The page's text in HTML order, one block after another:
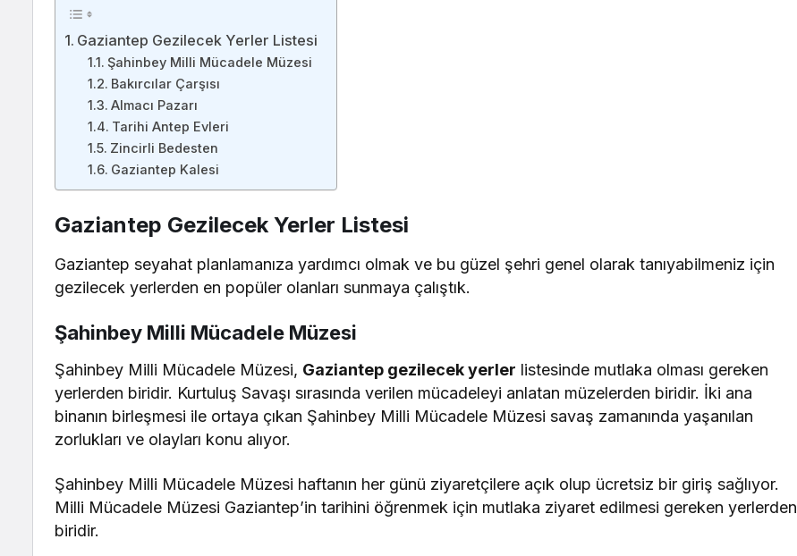
Gaziantep Gezilecek Yerler Listesi
Şahinbey Milli Mücadele Müzesi
Bakırcılar Çarşısı
Almacı Pazarı
Tarihi Antep Evleri
Zincirli Bedesten
Gaziantep Kalesi
Gaziantep Gezilecek Yerler Listesi
Gaziantep seyahat planlamanıza yardımcı olmak ve bu güzel şehri genel olarak tanıyabilmeniz için
gezilecek yerlerden en popüler olanları sunmaya çalıştık.
Şahinbey Milli Mücadele Müzesi
Şahinbey Milli Mücadele Müzesi, Gaziantep gezilecek yerler listesinde mutlaka olması gereken
yerlerden biridir. Kurtuluş Savaşı sırasında verilen mücadeleyi anlatan müzelerden biridir. İki ana
binanın birleşmesi ile ortaya çıkan Şahinbey Milli Mücadele Müzesi savaş zamanında yaşanılan
zorlukları ve olayları konu alıyor.
Şahinbey Milli Mücadele Müzesi haftanın her günü ziyaretçilere açık olup ücretsiz bir giriş sağlıyor.
Milli Mücadele Müzesi Gaziantep’in tarihini öğrenmek için mutlaka ziyaret edilmesi gereken yerlerden
biridir.